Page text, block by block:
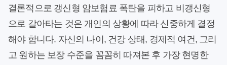
결론적으로 갱신형 암보험료 폭탄을 피하고 비갱신형
으로 갈아타는 것은 개인의 상황에 따라 신중하게 결정
해야 합니다. 자신의 나이, 건강 상태, 경제적 여건, 그리
고 원하는 보장 수준을 꼼꼼히 따져본 후 가장 현명한